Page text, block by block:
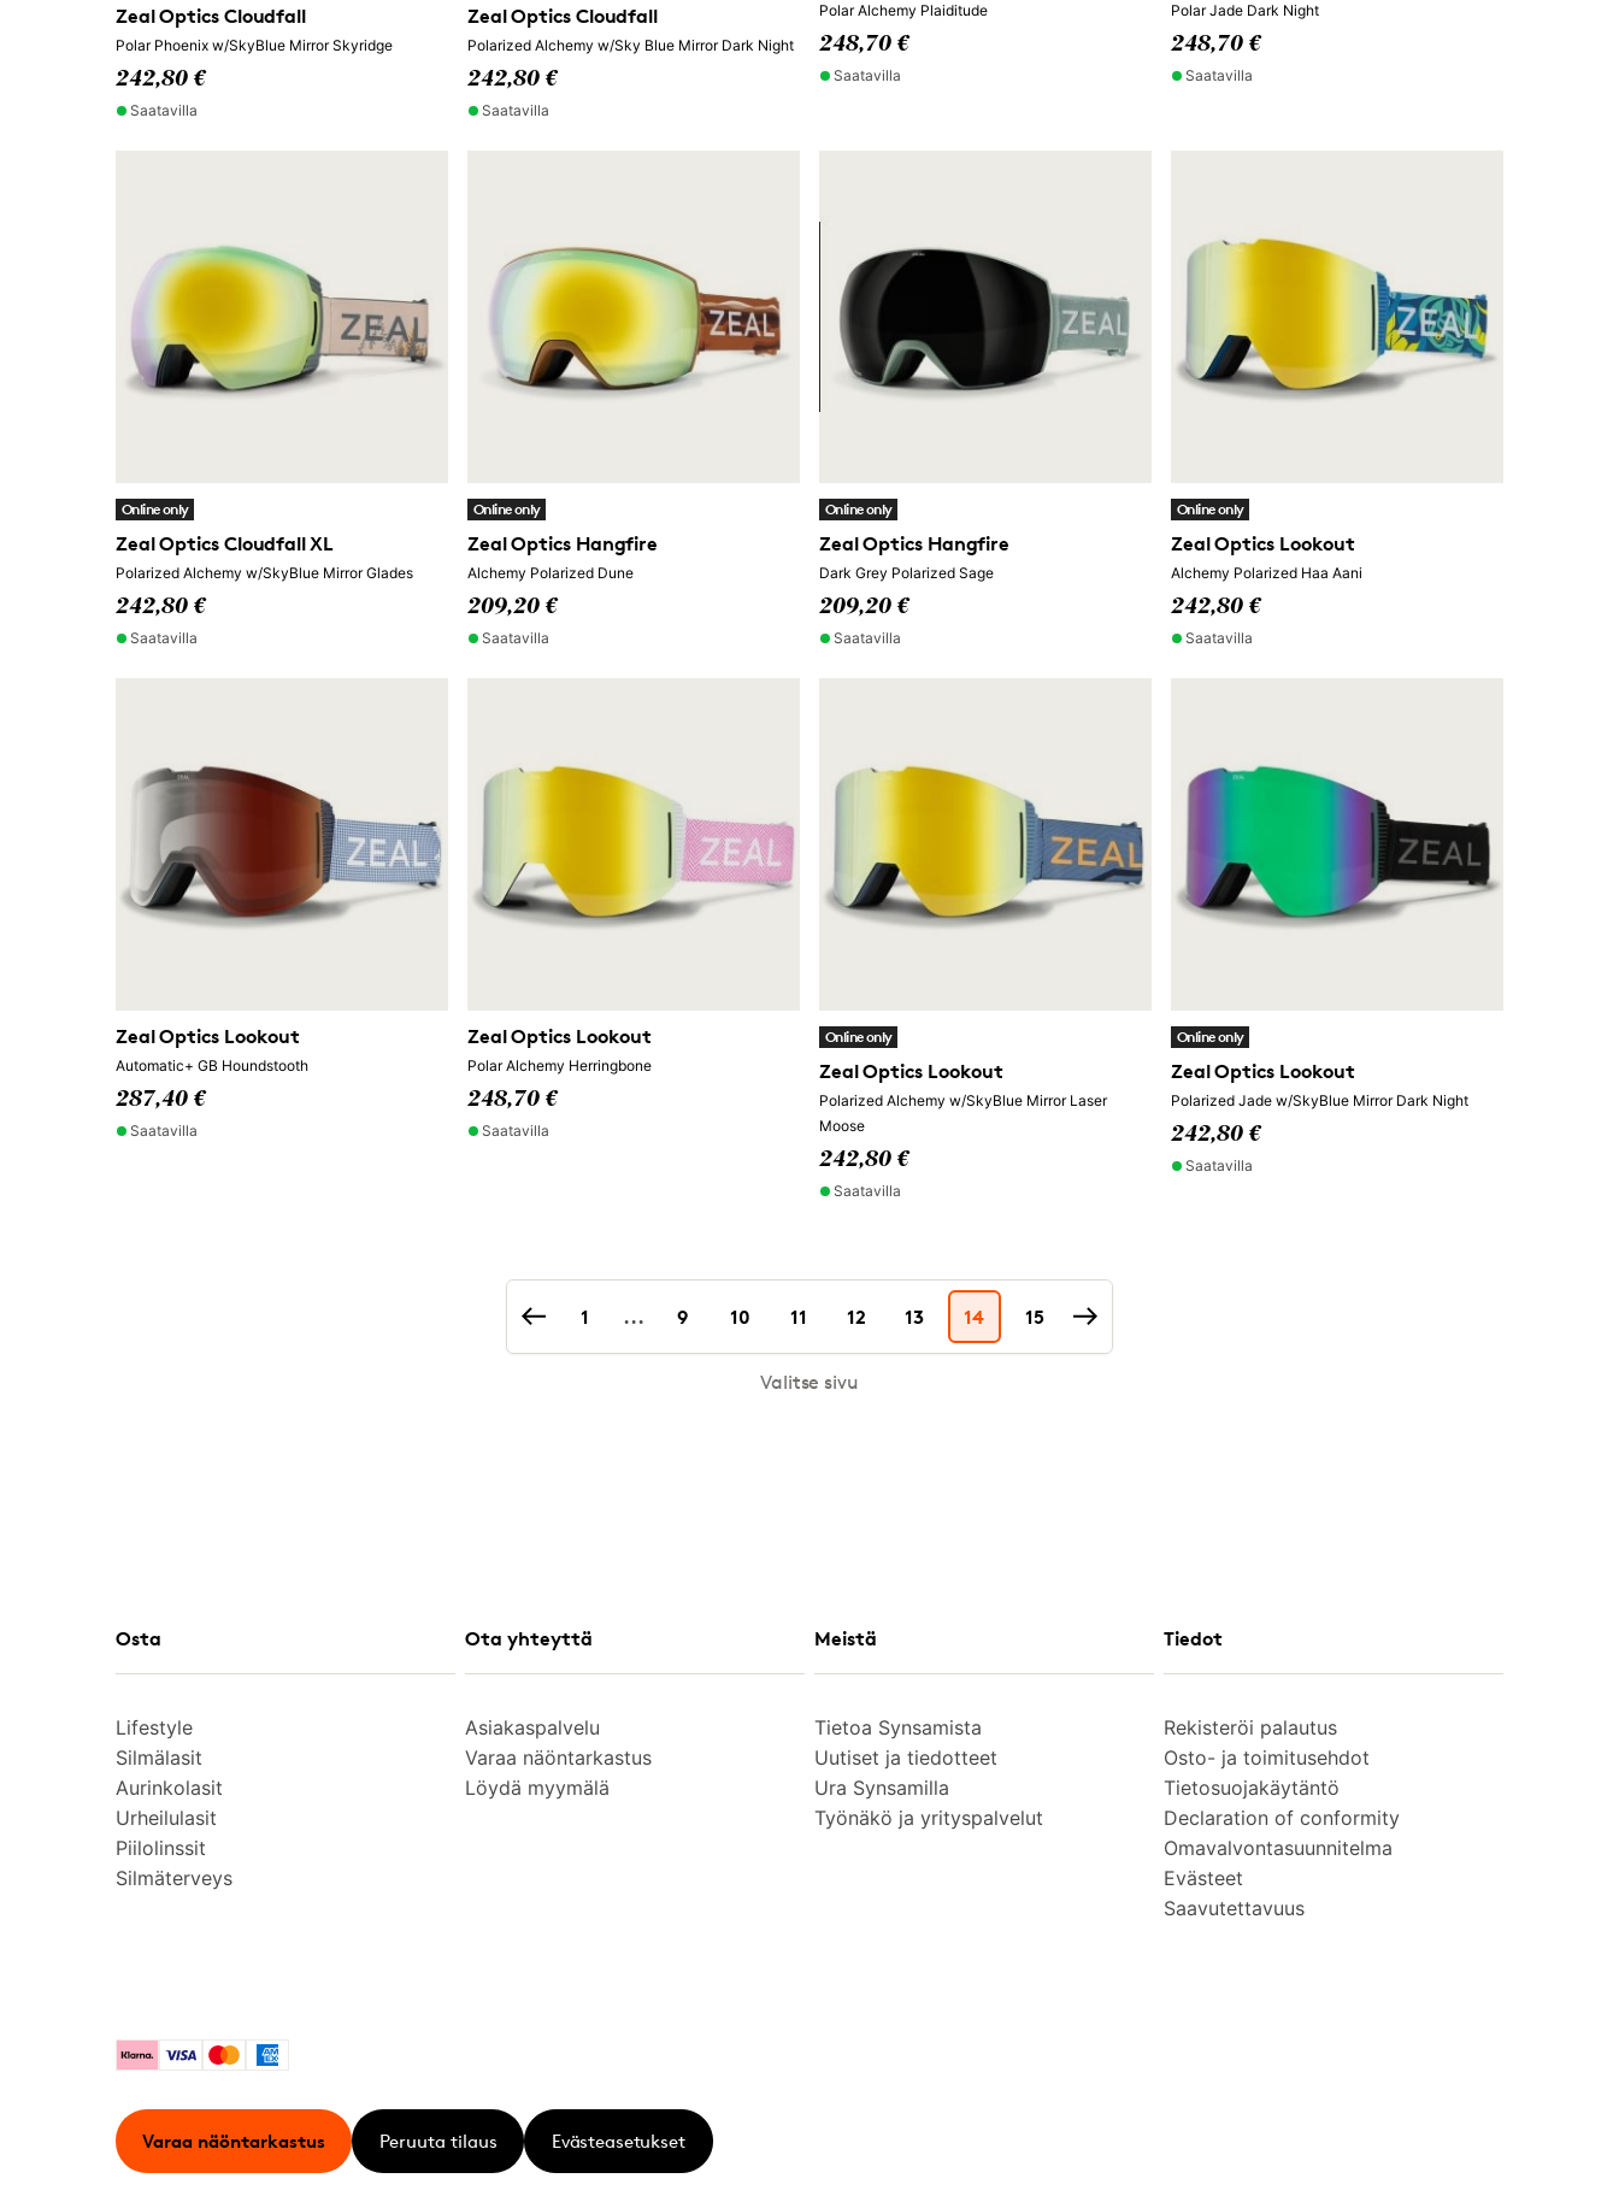
Zeal Optics Cloudfall
Polar Phoenix w/SkyBlue Mirror Skyridge
242,80 €
Saatavilla
Zeal Optics Cloudfall
Polarized Alchemy w/Sky Blue Mirror Dark Night
242,80 €
Saatavilla
Polar Alchemy Plaiditude
248,70 €
Saatavilla
Polar Jade Dark Night
248,70 €
Saatavilla
Online only
Zeal Optics Cloudfall XL
Polarized Alchemy w/SkyBlue Mirror Glades
242,80 €
Saatavilla
Online only
Zeal Optics Hangfire
Alchemy Polarized Dune
209,20 €
Saatavilla
Online only
Zeal Optics Hangfire
Dark Grey Polarized Sage
209,20 €
Saatavilla
Online only
Zeal Optics Lookout
Alchemy Polarized Haa Aani
242,80 €
Saatavilla
Zeal Optics Lookout
Automatic+ GB Houndstooth
287,40 €
Saatavilla
Zeal Optics Lookout
Polar Alchemy Herringbone
248,70 €
Saatavilla
Online only
Zeal Optics Lookout
Polarized Alchemy w/SkyBlue Mirror Laser
Moose
242,80 €
Saatavilla
Online only
Zeal Optics Lookout
Polarized Jade w/SkyBlue Mirror Dark Night
242,80 €
Saatavilla
1 ... 9 10 11 12 13 14 15
Valitse sivu
Osta
Lifestyle
Silmälasit
Aurinkolasit
Urheilulasit
Piilolinssit
Silmäterveys
Ota yhteyttä
Asiakaspalvelu
Varaa näöntarkastus
Löydä myymälä
Meistä
Tietoa Synsamista
Uutiset ja tiedotteet
Ura Synsamilla
Työnäkö ja yrityspalvelut
Tiedot
Rekisteröi palautus
Osto- ja toimitusehdot
Tietosuojakäytäntö
Declaration of conformity
Omavalvontasuunnitelma
Evästeet
Saavutettavuus
KlarnaVisa MastercardAmerican Express
Varaa näöntarkastus Peruuta tilaus Evästeasetukset